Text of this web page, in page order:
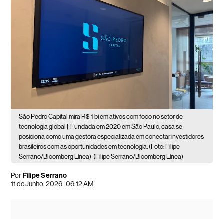
São Pedro Capital mira R$ 1 bi em ativos com foco no setor de
tecnologia global |
Fundada em 2020 em São Paulo, casa se
posiciona como uma gestora especializada em conectar investidores
brasileiros com as oportunidades em tecnologia. (Foto: Filipe
Serrano/Bloomberg Línea) (Filipe Serrano/Bloomberg Línea)
PorFilipe Serrano
11 de Junho, 2026 | 06:12 AM